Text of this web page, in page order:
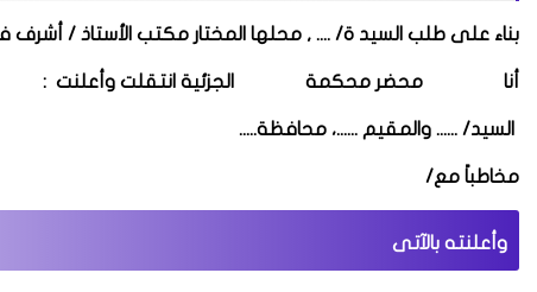
بناء على طلب السيد ة/ .... , محلها المختار مكتب الأستاذ / أشرف
أنا محضر محكمة الجزئية انتقلت وأعلنت :
السيد/ ...... والمقيم ......، محافظة.....
مخاطباً مع/
وأعلنته بالآتى